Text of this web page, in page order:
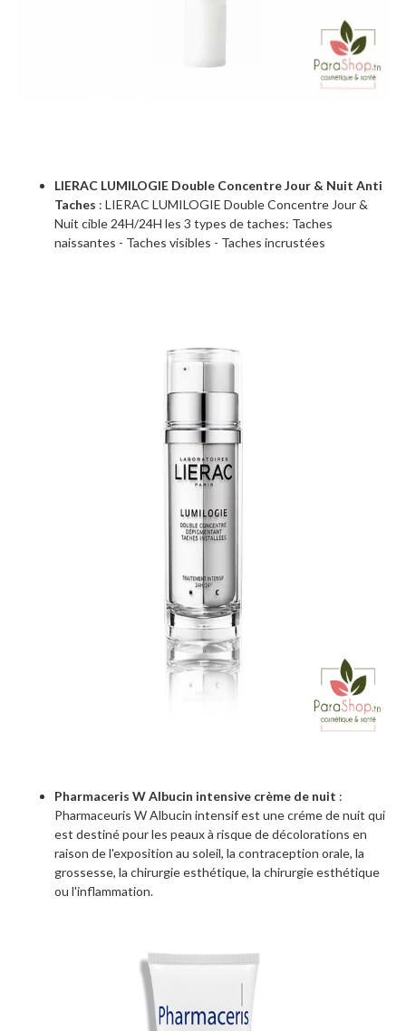
LIERAC LUMILOGIE Double Concentre Jour & Nuit Anti
Taches : LIERAC LUMILOGIE Double Concentre Jour &
Nuit cible 24H/24H les 3 types de taches: Taches
naissantes - Taches visibles - Taches incrustées
Pharmaceris W Albucin intensive crème de nuit :
Pharmaceuris W Albucin intensif est une créme de nuit qui
est destiné pour les peaux à risque de décolorations en
raison de l'exposition au soleil, la contraception orale, la
grossesse, la chirurgie esthétique, la chirurgie esthétique
ou l'inflammation.